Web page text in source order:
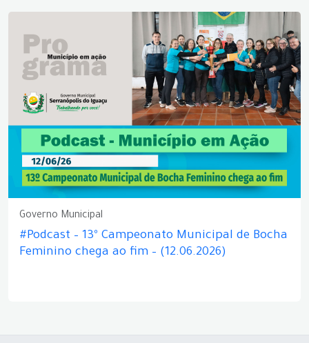
Governo Municipal
#Podcast – 13º Campeonato Municipal de Bocha
Feminino chega ao fim – (12.06.2026)